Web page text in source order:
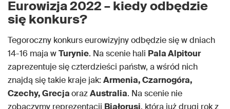
Eurowizja 2022 – kiedy odbędzie
się konkurs?
Tegoroczny konkurs eurowizyjny odbędzie się w dniach
14-16 maja wTurynie. Na scenie hali Pala Alpitour
zaprezentuje się czterdzieści państw, a wśród nich
znajdą się takie kraje jak: Armenia, Czarnogóra,
Czechy, GrecjaorazAustralia. Na scenie nie